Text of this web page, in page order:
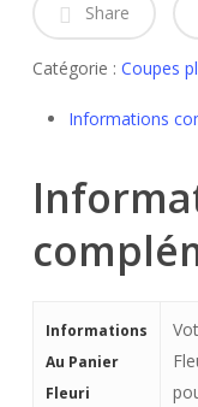
Share
Catégorie : Coupes
Informations
Informations
Au Panier
Fleuri